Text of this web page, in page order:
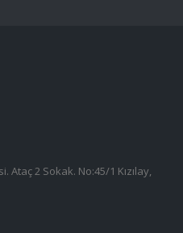
Ataç 2 Sokak. No:45/1 Kızılay,